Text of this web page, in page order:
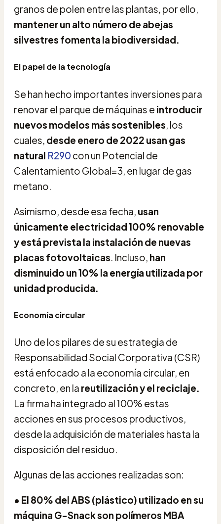
granos de polen entre las plantas, por ello,
mantener un alto número de abejas
silvestres fomenta la biodiversidad.
El papel de la tecnología
Se han hecho importantes inversiones para
renovar el parque de máquinas e introducir
nuevos modelos más sostenibles, los
cuales, desde enero de 2022 usan gas
natural R290 con un Potencial de
Calentamiento Global=3, en lugar de gas
metano.
Asimismo, desde esa fecha, usan
únicamente electricidad 100% renovable
y está prevista la instalación de nuevas
placas fotovoltaicas. Incluso, han
disminuido un 10% la energía utilizada por
unidad producida.
Economía circular
Uno de los pilares de su estrategia de
Responsabilidad Social Corporativa (CSR)
está enfocado a la economía circular, en
concreto, en la reutilización y el reciclaje.
La firma ha integrado al 100% estas
acciones en sus procesos productivos,
desde la adquisición de materiales hasta la
disposición del residuo.
Algunas de las acciones realizadas son:
• El 80% del ABS (plástico) utilizado en su
máquina G-Snack son polímeros MBA